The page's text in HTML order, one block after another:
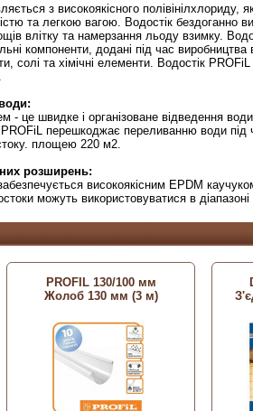
з високоякісного полівінілхлориду,
та легкою вагою. Водостік бездоганно
влітку та намерзання льоду взимку.
компоненти, додані під час
солі та хімічні елементи. Водостік
- це швидке і організоване відведення
перешкоджає переливанню води під
площею 220 м2.
розширень:
високоякісним EPDM
можуть використовуватися в
PROFIL 130/100 мм
Жолоб 130 мм (3 м)